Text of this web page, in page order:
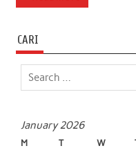
o
o
e
r
A
d
CARI
January 2026
M T W